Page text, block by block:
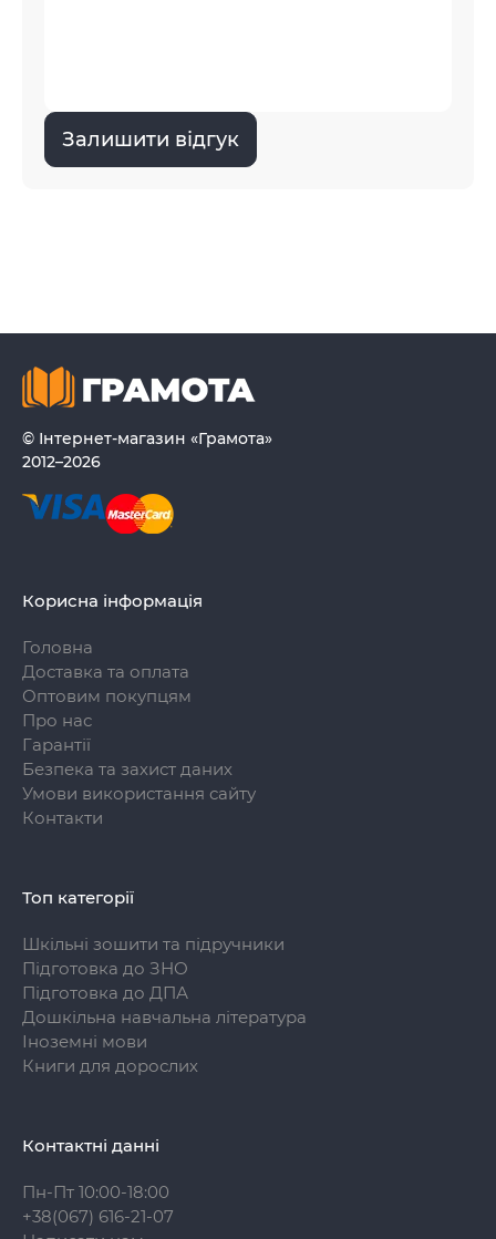
Залишити відгук
© Інтернет-магазин «Грамота»
2012–2026
Корисна інформація
Головна
Доставка та оплата
Оптовим покупцям
Про нас
Гарантії
Безпека та захист даних
Умови використання сайту
Контакти
Топ категорії
Шкільні зошити та підручники
Підготовка до ЗНО
Підготовка до ДПА
Дошкільна навчальна література
Іноземні мови
Книги для дорослих
Контактні данні
Пн-Пт 10:00-18:00
+38(067) 616-21-07